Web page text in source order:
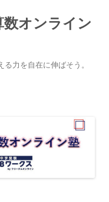
オンライン
力を自在に伸ばそう。